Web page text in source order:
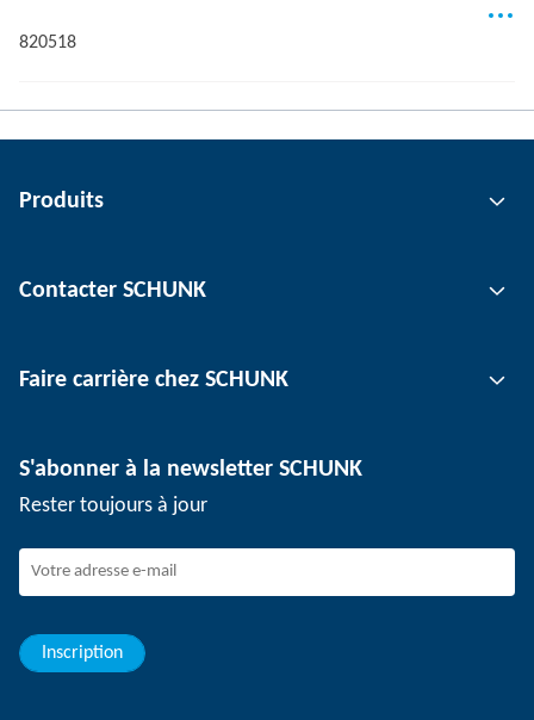
820518
Produits
Technologie d'automatisation
Technologie de serrage de pièce
Contacter SCHUNK
Sites
Événements
Dispositif de signalement SCHUNK
Faire carrière chez SCHUNK
Travailler chez SCHUNK
Jeunes professionnels
Elèves
S'abonner à la newsletter SCHUNK
Rester toujours à jour
Inscription